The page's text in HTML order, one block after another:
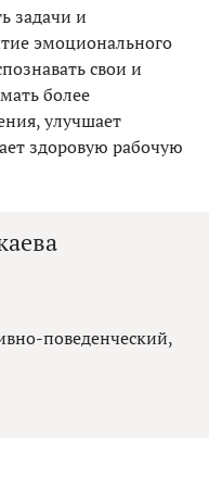
задачи и
эмоционального
свои и
более
улучшает
здоровую рабочую
поведенческий,